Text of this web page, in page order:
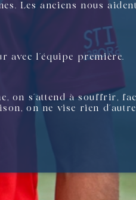
Les anciens nous
avec l’équipe première.
on s’attend à souffrir,
on ne vise rien